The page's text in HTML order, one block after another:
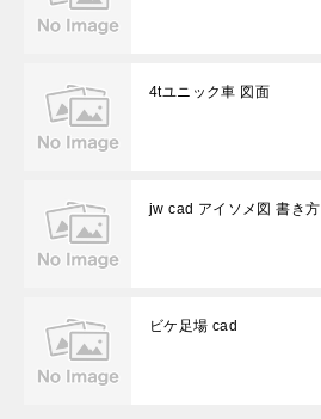
4tユニック車 図面
jw cad アイソメ図 書き方
ビケ足場 cad